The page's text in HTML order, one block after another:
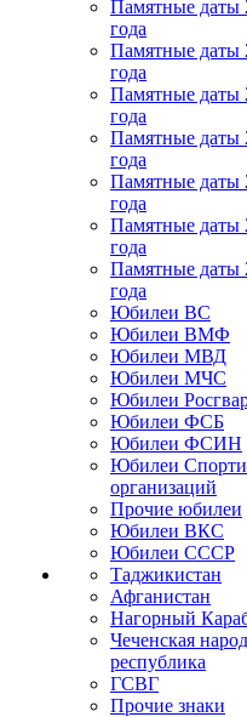
Памятные даты
года
Памятные даты
года
Памятные даты
года
Памятные даты
года
Памятные даты
года
Памятные даты
года
Памятные даты
года
Юбилеи ВС
Юбилеи ВМФ
Юбилеи МВД
Юбилеи МЧС
Юбилеи
Юбилеи ФСБ
Юбилеи ФСИН
Юбилеи
организаций
Прочие юбилеи
Юбилеи ВКС
Юбилеи СССР
Таджикистан
Афганистан
Нагорный
Чеченская
республика
ГСВГ
Прочие знаки